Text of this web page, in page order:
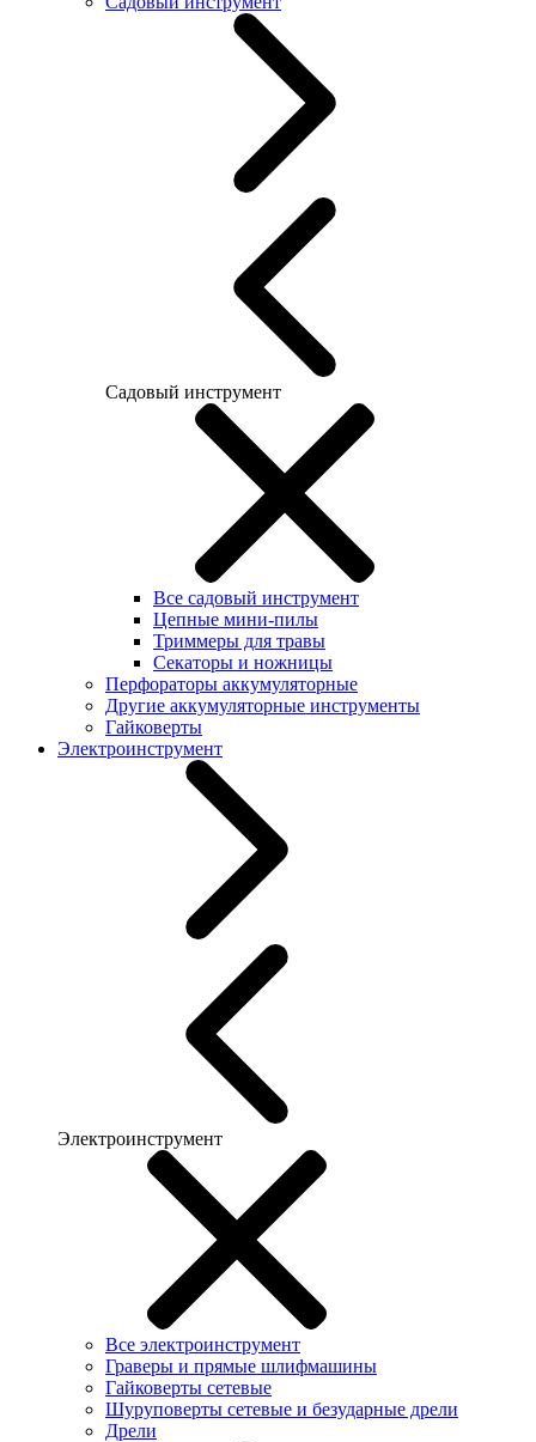
Садовый инструмент
Все садовый инструмент
Цепные мини-пилы
Триммеры для травы
Секаторы и ножницы
Перфораторы аккумуляторные
Другие аккумуляторные инструменты
Гайковерты
Электроинструмент
Электроинструмент
Все электроинструмент
Граверы и прямые шлифмашины
Гайковерты сетевые
Шуруповерты сетевые и безударные дрели
Дрели